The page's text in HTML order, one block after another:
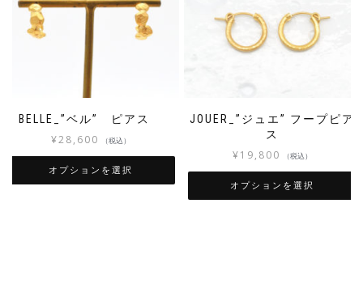
BELLE_”ベル” ピアス
¥28,600 （税込）
オプションを選択
JOUER_”ジュエ” フープピア
ス
¥19,800 （税込）
オプションを選択